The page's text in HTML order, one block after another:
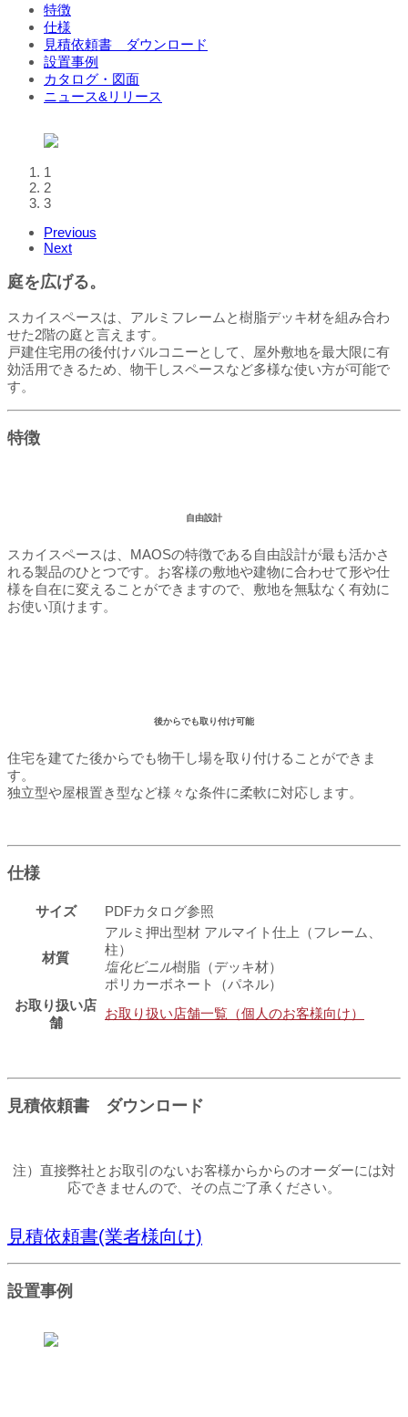
特徴
仕様
見積依頼書 ダウンロード
設置事例
カタログ・図面
ニュース&リリース
1
2
3
Previous
Next
庭を広げる。
スカイスペースは、アルミフレームと樹脂デッキ材を組み合わ
せた2階の庭と言えます。
戸建住宅用の後付けバルコニーとして、屋外敷地を最大限に有
効活用できるため、物干しスペースなど多様な使い方が可能で
す。
特徴
自由設計
スカイスペースは、MAOSの特徴である自由設計が最も活かさ
れる製品のひとつです。お客様の敷地や建物に合わせて形や仕
様を自在に変えることができますので、敷地を無駄なく有効に
お使い頂けます。
後からでも取り付け可能
住宅を建てた後からでも物干し場を取り付けることができま
す。
独立型や屋根置き型など様々な条件に柔軟に対応します。
仕様
サイズ PDFカタログ参照
材質
アルミ押出型材 アルマイト仕上（フレーム、
柱）
塩化ビニル樹脂（デッキ材）
ポリカーボネート（パネル）
お取り扱い店
舗
お取り扱い店舗一覧（個人のお客様向け）
見積依頼書 ダウンロード
注）直接弊社とお取引のないお客様からからのオーダーには対
応できませんので、その点ご了承ください。
見積依頼書(業者様向け)
設置事例